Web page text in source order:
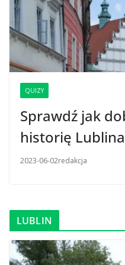
QUIZY
Sprawdź jak
historię
2023-06-02redakcja
LUBLIN